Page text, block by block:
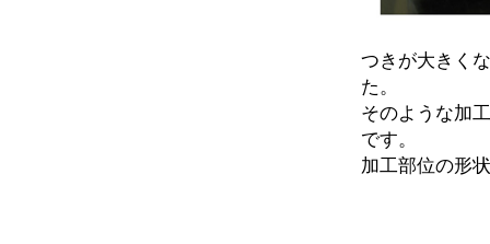
つきが大きく
た。
そのような加
です。
加工部位の形